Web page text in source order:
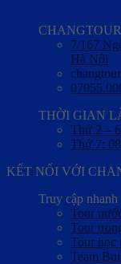
7/167
Hà Nội
THỜI GIAN
Thứ 2 –
Thứ 7:
KẾT NỐI VỚI
Truy cập nhanh
Tour
Tour
Tour học
Team